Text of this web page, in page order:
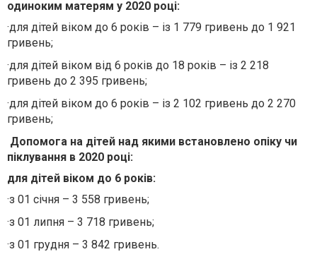
одиноким матерям у 2020 році:
·для дітей віком до 6 років – із 1 779 гривень до 1 921
гривень;
·для дітей віком від 6 років до 18 років – із 2 218
гривень до 2 395 гривень;
·для дітей віком до 6 років – із 2 102 гривень до 2 270
гривень;
Допомога на дітей над якими встановлено опіку чи
піклування в 2020 році:
для дітей віком до 6 років:
·з 01 січня – 3 558 гривень;
·з 01 липня – 3 718 гривень;
·з 01 грудня – 3 842 гривень.